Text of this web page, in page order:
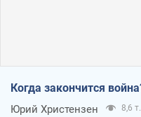
Когда закончится
Юрий Христензен 8,6 т.